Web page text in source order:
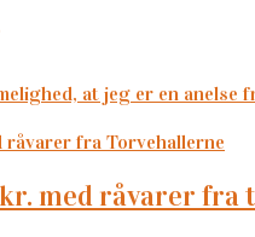
at jeg er en anelse
kr. med råvarer